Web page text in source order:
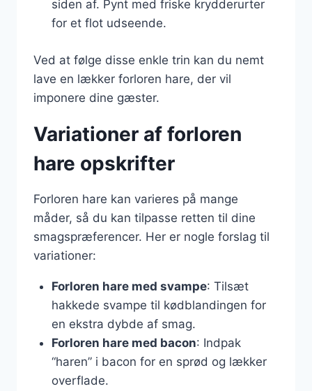
siden af. Pynt med friske krydderurter
for et flot udseende.
Ved at følge disse enkle trin kan du nemt
lave en lækker forloren hare, der vil
imponere dine gæster.
Variationer af forloren
hare opskrifter
Forloren hare kan varieres på mange
måder, så du kan tilpasse retten til dine
smagspræferencer. Her er nogle forslag til
variationer:
Forloren hare med svampe: Tilsæt
hakkede svampe til kødblandingen for
en ekstra dybde af smag.
Forloren hare med bacon: Indpak
“haren” i bacon for en sprød og lækker
overflade.